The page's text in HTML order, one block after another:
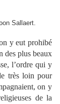
Sallaert.
y eut prohibé
des plus beaux
l’ordre qui y
très loin pour
on y
de la